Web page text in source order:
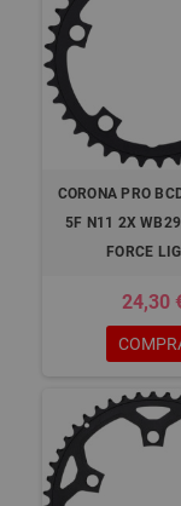
CORONA PRO
5F N11 2X
FORCE
24,30